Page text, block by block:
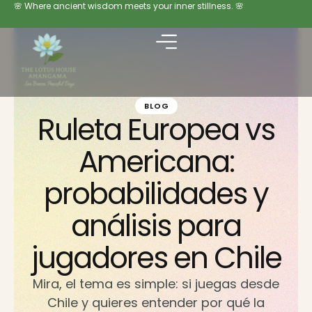
🌸 Where ancient wisdom meets your inner stillness. 🌸
BLOG
Ruleta Europea vs
Americana:
probabilidades y
análisis para
jugadores en Chile
Mira, el tema es simple: si juegas desde
Chile y quieres entender por qué la